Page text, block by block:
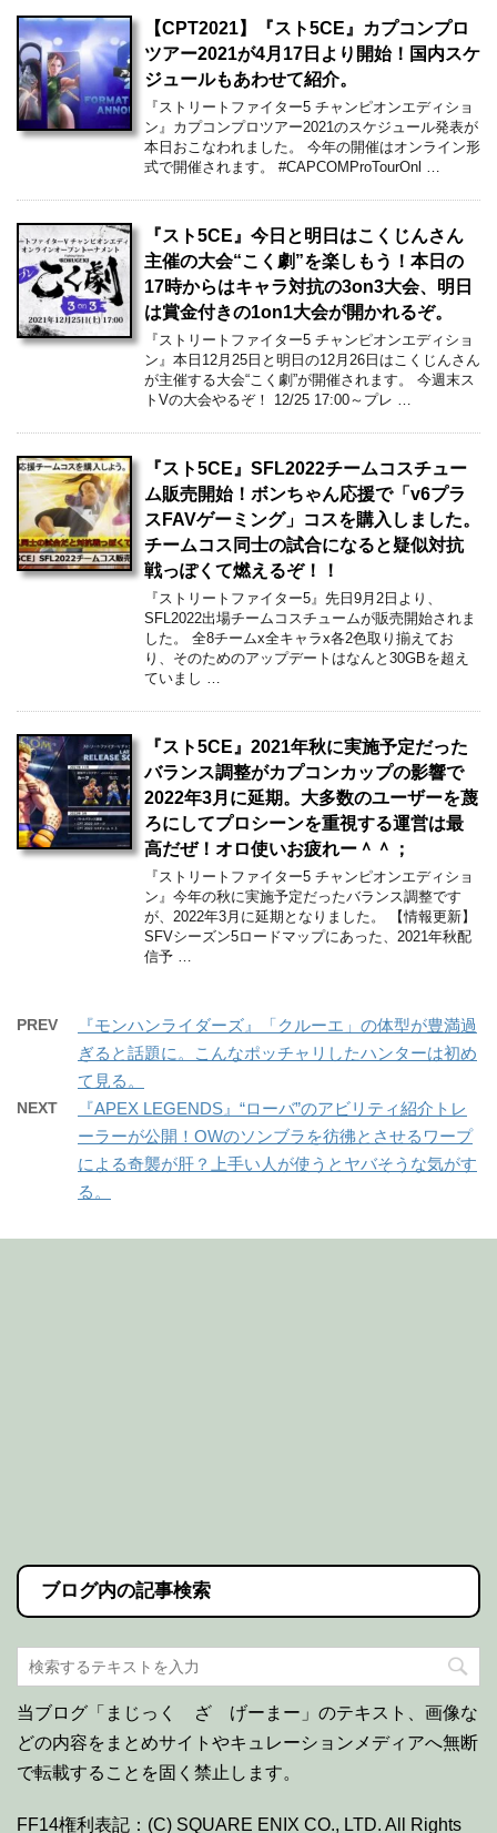
【CPT2021】『スト5CE』カプコンプロ
ツアー2021が4月17日より開始！国内スケ
ジュールもあわせて紹介。
『ストリートファイター5 チャンピオンエディショ
ン』カプコンプロツアー2021のスケジュール発表が
本日おこなわれました。 今年の開催はオンライン形
式で開催されます。 #CAPCOMProTourOnl …
『スト5CE』今日と明日はこくじんさん
主催の大会“こく劇”を楽しもう！本日の
17時からはキャラ対抗の3on3大会、明日
は賞金付きの1on1大会が開かれるぞ。
『ストリートファイター5 チャンピオンエディショ
ン』本日12月25日と明日の12月26日はこくじんさん
が主催する大会“こく劇”が開催されます。 今週末ス
トVの大会やるぞ！ 12/25 17:00～プレ …
『スト5CE』SFL2022チームコスチュー
ム販売開始！ボンちゃん応援で「v6プラ
スFAVゲーミング」コスを購入しました。
チームコス同士の試合になると疑似対抗
戦っぽくて燃えるぞ！！
『ストリートファイター5』先日9月2日より、
SFL2022出場チームコスチュームが販売開始されま
した。 全8チームx全キャラx各2色取り揃えてお
り、そのためのアップデートはなんと30GBを超え
ていまし …
『スト5CE』2021年秋に実施予定だった
バランス調整がカプコンカップの影響で
2022年3月に延期。大多数のユーザーを蔑
ろにしてプロシーンを重視する運営は最
高だぜ！オロ使いお疲れー＾＾；
『ストリートファイター5 チャンピオンエディショ
ン』今年の秋に実施予定だったバランス調整です
が、2022年3月に延期となりました。 【情報更新】
SFVシーズン5ロードマップにあった、2021年秋配
信予 …
PREV
『モンハンライダーズ』「クルーエ」の体型が豊満過
ぎると話題に。こんなポッチャリしたハンターは初め
て見る。
NEXT
『APEX LEGENDS』“ローバ”のアビリティ紹介トレ
ーラーが公開！OWのソンブラを彷彿とさせるワープ
による奇襲が肝？上手い人が使うとヤバそうな気がす
る。
ブログ内の記事検索
当ブログ「まじっく ざ げーまー」のテキスト、画像な
どの内容をまとめサイトやキュレーションメディアへ無断
で転載することを固く禁止します。
FF14権利表記：(C) SQUARE ENIX CO., LTD. All Rights